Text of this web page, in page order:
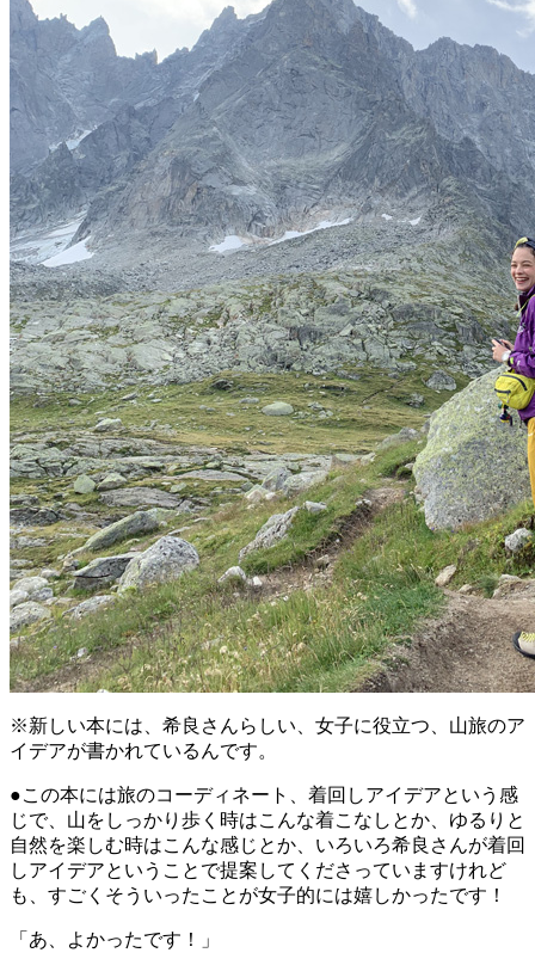
※新しい本には、希良さんらしい、女子に役立つ、山旅のア
イデアが書かれているんです。
●この本には旅のコーディネート、着回しアイデアという感
じで、山をしっかり歩く時はこんな着こなしとか、ゆるりと
自然を楽しむ時はこんな感じとか、いろいろ希良さんが着回
しアイデアということで提案してくださっていますけれど
も、すごくそういったことが女子的には嬉しかったです！
「あ、よかったです！」